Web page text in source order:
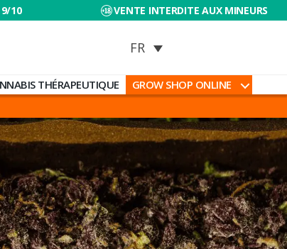
9/10 VENTE INTERDITE AUX MINEURS
THÉRAPEUTIQUE GROW SHOP ONLINE